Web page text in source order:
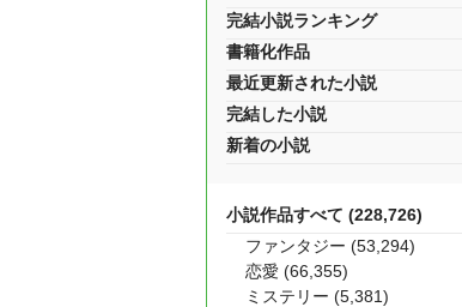
完結小説ランキング
書籍化作品
最近更新された小説
完結した小説
新着の小説
小説作品すべて (228,726)
ファンタジー (53,294)
恋愛 (66,355)
ミステリー (5,381)